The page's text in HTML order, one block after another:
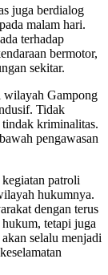
juga berdialog
malam hari.
terhadap
bermotor,
sekitar.
wilayah Gampong
Tidak
tindak kriminalitas.
pengawasan
patroli
hukumnya.
dengan terus
tetapi juga
selalu menjadi